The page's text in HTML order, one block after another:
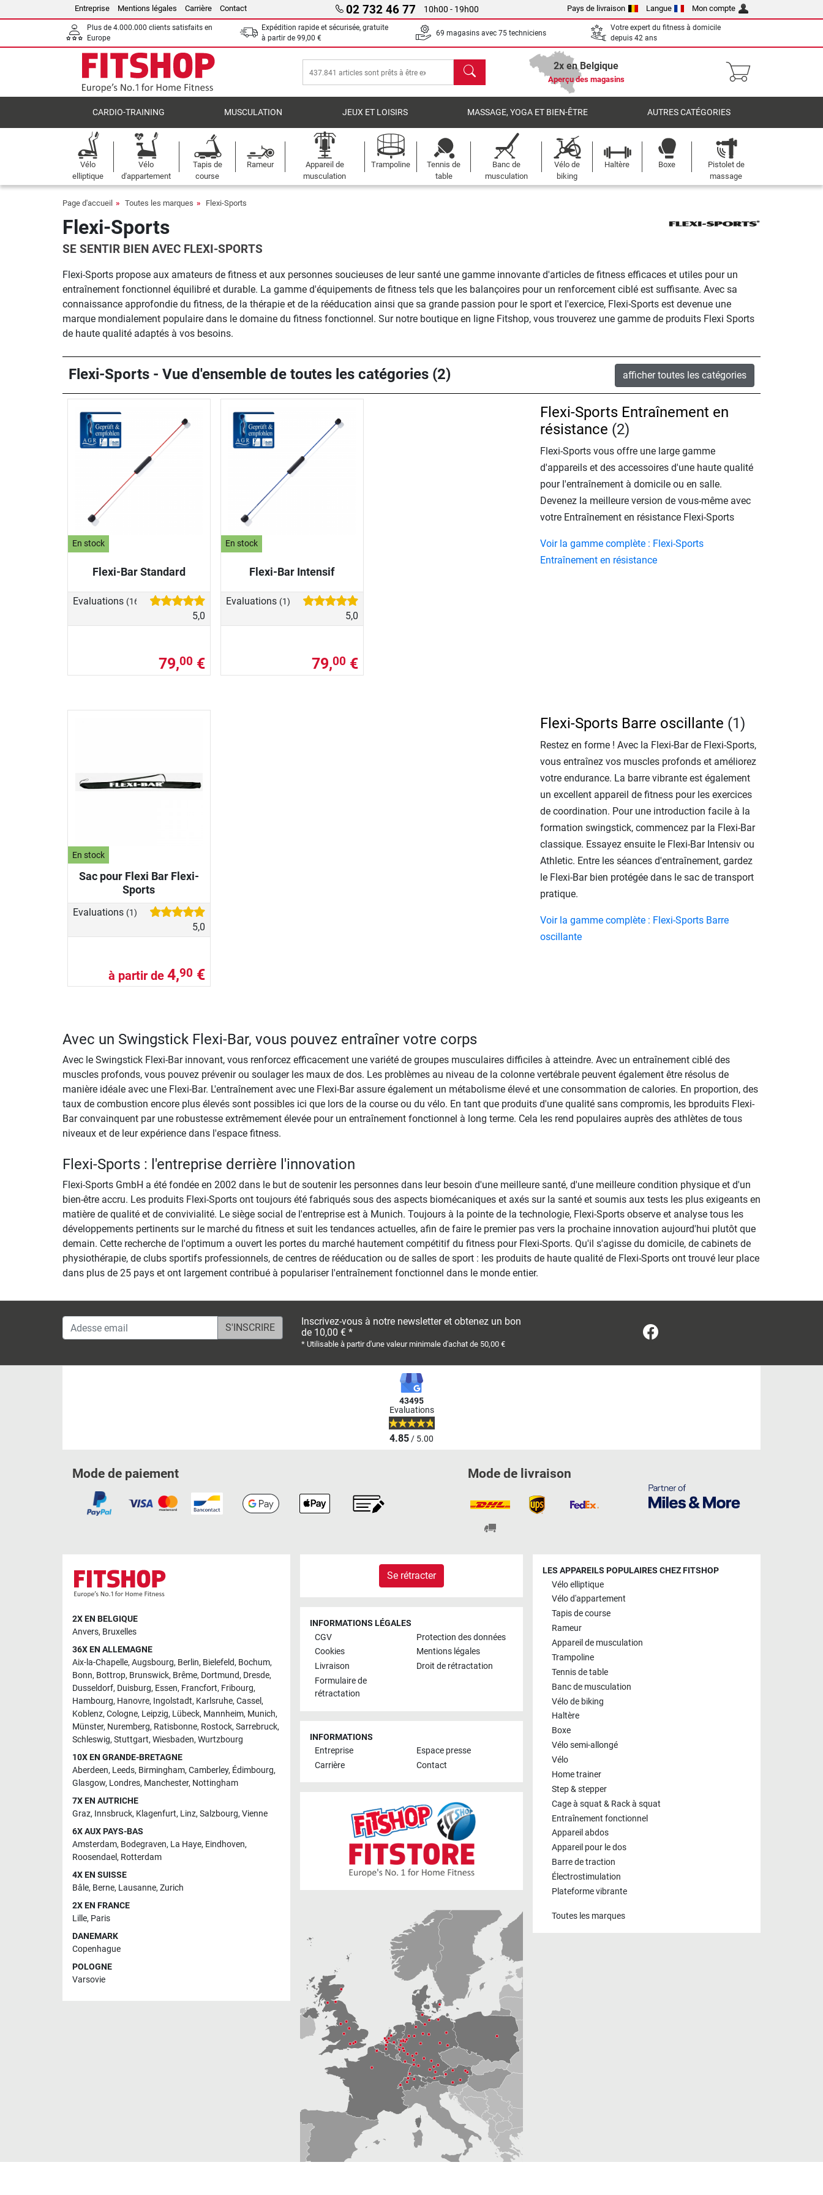
Entreprise Mentions légales Carrière Contact 02 732 46 77 10h00 - 19h00 Pays de livraison Langue Mon compte
Plus de 4.000.000 clients satisfaits en
Europe
Expédition rapide et sécurisée, gratuite
à partir de 99,00 €
69 magasins avec 75 techniciens
Votre expert du fitness à domicile
depuis 42 ans
chercher 2x en Belgique
Aperçu des magasins
CARDIO-TRAINING MUSCULATION JEUX ET LOISIRS MASSAGE, YOGA ET BIEN-ÊTRE AUTRES CATÉGORIES
Vélo
elliptique
Vélo
d'appartement
Tapis de
course
Rameur
Appareil de
musculation
Trampoline
Tennis de
table
Banc de
musculation
Vélo de
biking
Haltère Boxe
Pistolet de
massage
Page d'accueil Toutes les marques Flexi-Sports
Flexi-Sports
SE SENTIR BIEN AVEC FLEXI-SPORTS
Flexi-Sports propose aux amateurs de fitness et aux personnes soucieuses de leur santé une gamme innovante d'articles de fitness efficaces et utiles pour un
entraînement fonctionnel équilibré et durable. La gamme d'équipements de fitness tels que les balançoires pour un renforcement ciblé est suffisante. Avec sa
connaissance approfondie du fitness, de la thérapie et de la rééducation ainsi que sa grande passion pour le sport et l'exercice, Flexi-Sports est devenue une
marque mondialement populaire dans le domaine du fitness fonctionnel. Sur notre boutique en ligne Fitshop, vous trouverez une gamme de produits Flexi Sports
de haute qualité adaptés à vos besoins.
Flexi-Sports - Vue d'ensemble de toutes les catégories (2) afficher toutes les catégories
En stock
Flexi-Bar Standard
Evaluations (16)
5,0
79,00 €
En stock
Flexi-Bar Intensif
Evaluations (1)
5,0
79,00 €
Flexi-Sports Entraînement en
résistance (2)
Flexi-Sports vous offre une large gamme
d'appareils et des accessoires d'une haute qualité
pour l'entraînement à domicile ou en salle.
Devenez la meilleure version de vous-même avec
votre Entraînement en résistance Flexi-Sports
Voir la gamme complète : Flexi-Sports
Entraînement en résistance
En stock
Sac pour Flexi Bar Flexi-
Sports
Evaluations (1)
5,0
à partir de 4,90 €
Flexi-Sports Barre oscillante (1)
Restez en forme ! Avec la Flexi-Bar de Flexi-Sports,
vous entraînez vos muscles profonds et améliorez
votre endurance. La barre vibrante est également
un excellent appareil de fitness pour les exercices
de coordination. Pour une introduction facile à la
formation swingstick, commencez par la Flexi-Bar
classique. Essayez ensuite le Flexi-Bar Intensiv ou
Athletic. Entre les séances d'entraînement, gardez
le Flexi-Bar bien protégée dans le sac de transport
pratique.
Voir la gamme complète : Flexi-Sports Barre
oscillante
Avec un Swingstick Flexi-Bar, vous pouvez entraîner votre corps
Avec le Swingstick Flexi-Bar innovant, vous renforcez efficacement une variété de groupes musculaires difficiles à atteindre. Avec un entraînement ciblé des
muscles profonds, vous pouvez prévenir ou soulager les maux de dos. Les problèmes au niveau de la colonne vertébrale peuvent également être résolus de
manière idéale avec une Flexi-Bar. L'entraînement avec une Flexi-Bar assure également un métabolisme élevé et une consommation de calories. En proportion, des
taux de combustion encore plus élevés sont possibles ici que lors de la course ou du vélo. En tant que produits d'une qualité sans compromis, les bproduits Flexi-
Bar convainquent par une robustesse extrêmement élevée pour un entraînement fonctionnel à long terme. Cela les rend populaires auprès des athlètes de tous
niveaux et de leur expérience dans l'espace fitness.
Flexi-Sports : l'entreprise derrière l'innovation
Flexi-Sports GmbH a été fondée en 2002 dans le but de soutenir les personnes dans leur besoin d'une meilleure santé, d'une meilleure condition physique et d'un
bien-être accru. Les produits Flexi-Sports ont toujours été fabriqués sous des aspects biomécaniques et axés sur la santé et soumis aux tests les plus exigeants en
matière de qualité et de convivialité. Le siège social de l'entreprise est à Munich. Toujours à la pointe de la technologie, Flexi-Sports observe et analyse tous les
développements pertinents sur le marché du fitness et suit les tendances actuelles, afin de faire le premier pas vers la prochaine innovation aujourd'hui plutôt que
demain. Cette recherche de l'optimum a ouvert les portes du marché hautement compétitif du fitness pour Flexi-Sports. Qu'il s'agisse du domicile, de cabinets de
physiothérapie, de clubs sportifs professionnels, de centres de rééducation ou de salles de sport : les produits de haute qualité de Flexi-Sports ont trouvé leur place
dans plus de 25 pays et ont largement contribué à populariser l'entraînement fonctionnel dans le monde entier.
Adesse email
Inscrivez-vous à notre newsletter et obtenez un bon
de 10,00 € *
* Utilisable à partir d'une valeur minimale d'achat de 50,00 €
43495
Evaluations
4.85/ 5.00
Mode de paiement Mode de livraison
2X EN BELGIQUE
Anvers, Bruxelles
36X EN ALLEMAGNE
Aix-la-Chapelle, Augsbourg, Berlin, Bielefeld, Bochum,
Bonn, Bottrop, Brunswick, Brême, Dortmund, Dresde,
Dusseldorf, Duisburg, Essen, Francfort, Fribourg,
Hambourg, Hanovre, Ingolstadt, Karlsruhe, Cassel,
Koblenz, Cologne, Leipzig, Lübeck, Mannheim, Munich,
Münster, Nuremberg, Ratisbonne, Rostock, Sarrebruck,
Schleswig, Stuttgart, Wiesbaden, Wurtzbourg
10X EN GRANDE-BRETAGNE
Aberdeen, Leeds, Birmingham, Camberley, Édimbourg,
Glasgow, Londres, Manchester, Nottingham
7X EN AUTRICHE
Graz, Innsbruck, Klagenfurt, Linz, Salzbourg, Vienne
6X AUX PAYS-BAS
Amsterdam, Bodegraven, La Haye, Eindhoven,
Roosendael, Rotterdam
4X EN SUISSE
Bâle, Berne, Lausanne, Zurich
2X EN FRANCE
Lille, Paris
DANEMARK
Copenhague
POLOGNE
Varsovie
Se rétracter
INFORMATIONS LÉGALES
CGV
Protection des données
Cookies
Mentions légales
Livraison
Droit de rétractation
Formulaire de
rétractation
INFORMATIONS
Entreprise
Espace presse
Carrière
Contact
LES APPAREILS POPULAIRES CHEZ FITSHOP
Vélo elliptique
Vélo d'appartement
Tapis de course
Rameur
Appareil de musculation
Trampoline
Tennis de table
Banc de musculation
Vélo de biking
Haltère
Boxe
Vélo semi-allongé
Vélo
Home trainer
Step & stepper
Cage à squat & Rack à squat
Entraînement fonctionnel
Appareil abdos
Appareil pour le dos
Barre de traction
Électrostimulation
Plateforme vibrante
Toutes les marques